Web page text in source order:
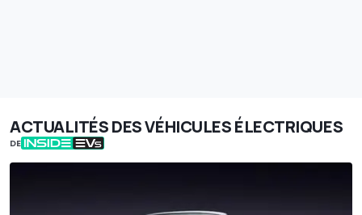
ACTUALITÉS DES VÉHICULES ÉLECTRIQUES
DE